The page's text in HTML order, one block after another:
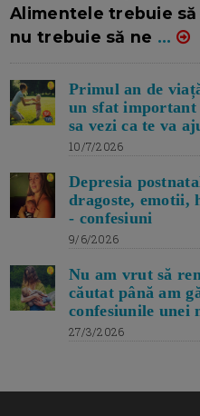
Alimentele trebuie
nu trebuie să ne ...
Primul an de
un sfat important
sa vezi ca te va
10/7/2026
Depresia
dragoste, emotii,
- confesiuni
9/6/2026
Nu am vrut să
căutat până am
confesiunile unei
27/3/2026